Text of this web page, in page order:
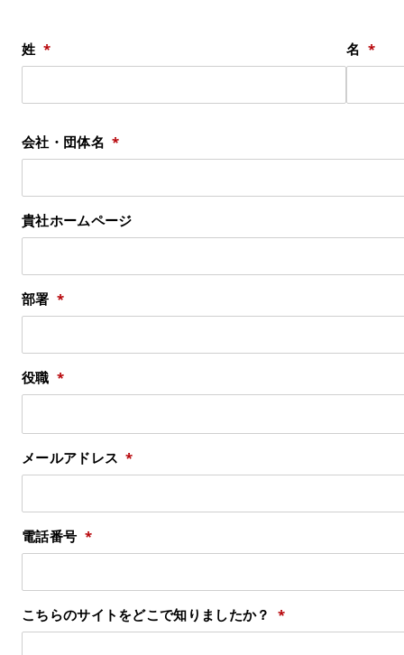
姓 名
会社・団体名
貴社ホームページ
部署
役職
メールアドレス
電話番号
こちらのサイトをどこで知りましたか？